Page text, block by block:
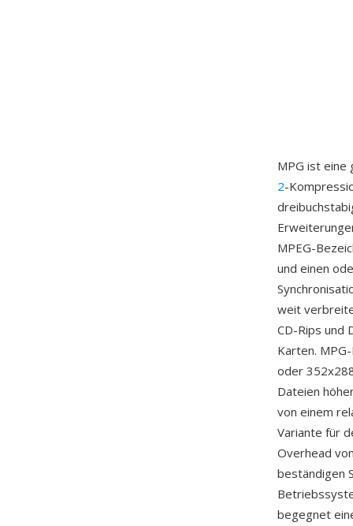
MPG ist eine
2-
MPEG-
und einen
weit
CD-Rips und
Karten.
oder
Dateien
von einem
Variante für
Overhead
beständigen
begegnet